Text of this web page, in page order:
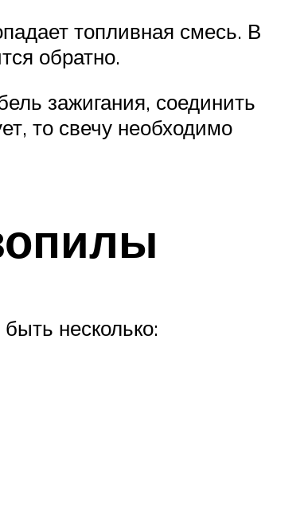
топливная смесь. В
обратно.
зажигания, соединить
то свечу необходимо
несколько: